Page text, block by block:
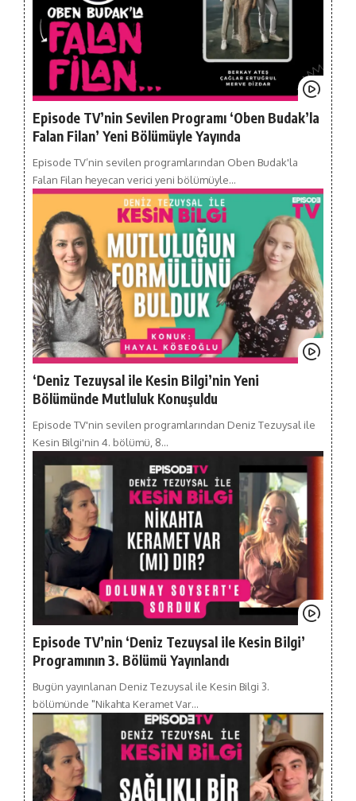
Episode TV’nin Sevilen Programı ‘Oben Budak’la
Falan Filan’ Yeni Bölümüyle Yayında
Episode TV’nin sevilen programlarından Oben Budak'la
Falan Filan heyecan verici yeni bölümüyle…
‘Deniz Tezuysal ile Kesin Bilgi’nin Yeni
Bölümünde Mutluluk Konuşuldu
Episode TV'nin sevilen programlarından Deniz Tezuysal ile
Kesin Bilgi'nin 4. bölümü, 8…
Episode TV’nin ‘Deniz Tezuysal ile Kesin Bilgi’
Programının 3. Bölümü Yayınlandı
Bugün yayınlanan Deniz Tezuysal ile Kesin Bilgi 3.
bölümünde "Nikahta Keramet Var…